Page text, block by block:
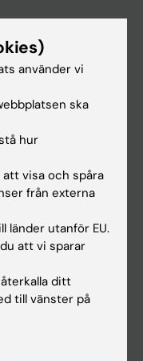
använder vi
ska
hur
visa och spåra
från externa
länder utanför EU.
att vi sparar
ditt
till vänster på